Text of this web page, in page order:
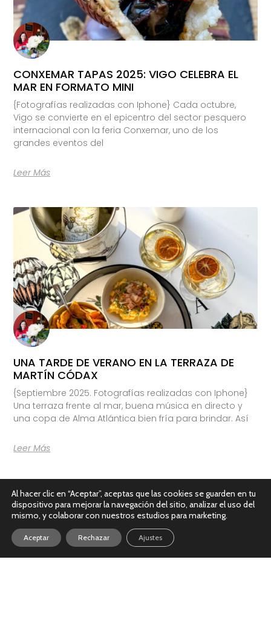
CONXEMAR TAPAS 2025: VIGO CELEBRA EL
MAR EN FORMATO MINI
{Fotografías realizadas con Iphone} Cada octubre,
Vigo se convierte en el epicentro del sector pesquero
internacional con la feria Conxemar, uno de los
grandes eventos del
Leer Más
UNA TARDE DE VERANO EN LA TERRAZA DE
MARTÍN CÓDAX
{Septiembre 2025. Fotografías realizadas con Iphone}
Una terraza frente al mar, buena música en directo y
una copa de Alma Atlántica bien fría para brindar. Así
Leer Más
Al hacer clic en “Aceptar”, aceptas que las cookies se guarden en tu
dispositivo para mejorar la navegación del sitio, analizar el uso del
mismo, y colaborar con nuestros estudios para marketing.
Aceptar Rechazar Ajustes